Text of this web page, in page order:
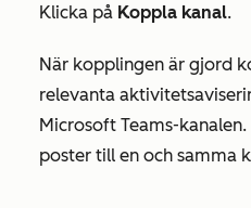
Klicka på Koppla kanal.
När kopplingen är gjord
relevanta
Microsoft Teams-
poster till en och samma